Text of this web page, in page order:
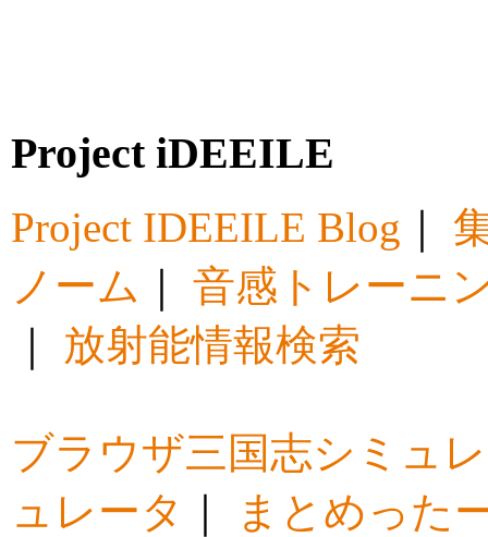
Project iDEEILE
Project IDEEILE Blog
ノーム
音感トレーニ
放射能情報検索
ブラウザ三国志シミュ
ュレータ
まとめった